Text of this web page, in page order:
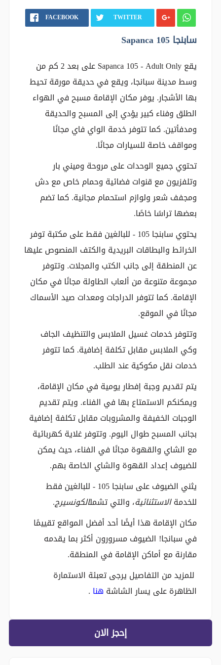
FACEBOOK TWITTER
سابنجا 105 Sapanca
يقع Sapanca 105 - Adult Only على بعد 2 كم من
وسط مدينة سبانجا، ويقع في حديقة مورقة تحيط
بها الأشجار. يوفر مكان الإقامة مسبح في الهواء
الطلق وفناء كبير يؤدي إلى المسبح والحديقة
ومدفأتين. كما تتوفر خدمة الواي فاي مجانًا
ومواقف خاصة للسيارات مجانًا.
تحتوي جميع الوحدات على مروحة وميني بار
وتلفزيون مع قنوات فضائية وحمام خاص مع دش
ومجفف شعر ولوازم استحمام مجانية. كما تضم
بعضها تراسًا خاصًا.
يحتوي سابنجا 105 - للبالغين فقط على مكتبة توفر
الخرائط والبطاقات البريدية والكتف المنصوص عليها
عن المنطقة إلى جانب الكتب والمجلات. وتتوفر
مجموعة متنوعة من ألعاب الطاولة مجانًا في مكان
الإقامة. كما تتوفر الدراجات ومعدات صيد الأسماك
مجانًا في الموقع.
وتتوفر خدمات غسيل الملابس والتنظيف الجاف
وكي الملابس مقابل تكلفة إضافية. كما تتوفر
خدمات نقل مكوكية عند الطلب.
يتم تقديم وجبة إفطار يومية في مكان الإقامة،
ويمكنكم الاستمتاع بها في الفناء. ويتم تقديم
الوجبات الخفيفة والمشروبات مقابل تكلفة إضافية
بجانب المسبح طوال اليوم. وتتوفر غلاية كهربائية
مع الشاي والقهوة مجانًا في الفناء، حيث يمكن
للضيوف إعداد القهوة والشاي الخاصة بهم.
يثني الضيوف على سابنجا 105 - للبالغين فقط
للخدمةالاستثنائية، والتي تشملالكونسيرج.
مكان الإقامة هذا أيضًا أحد أفضل المواقع تقييمًا
في سبانجا! الضيوف مسرورون أكثر بما يقدمه
مقارنة مع أماكن الإقامة في المنطقة.
للمزيد من التفاصيل يرجى تعبئة الاستمارة
الظاهرة على يسار الشاشة هنا .
إحجز الان